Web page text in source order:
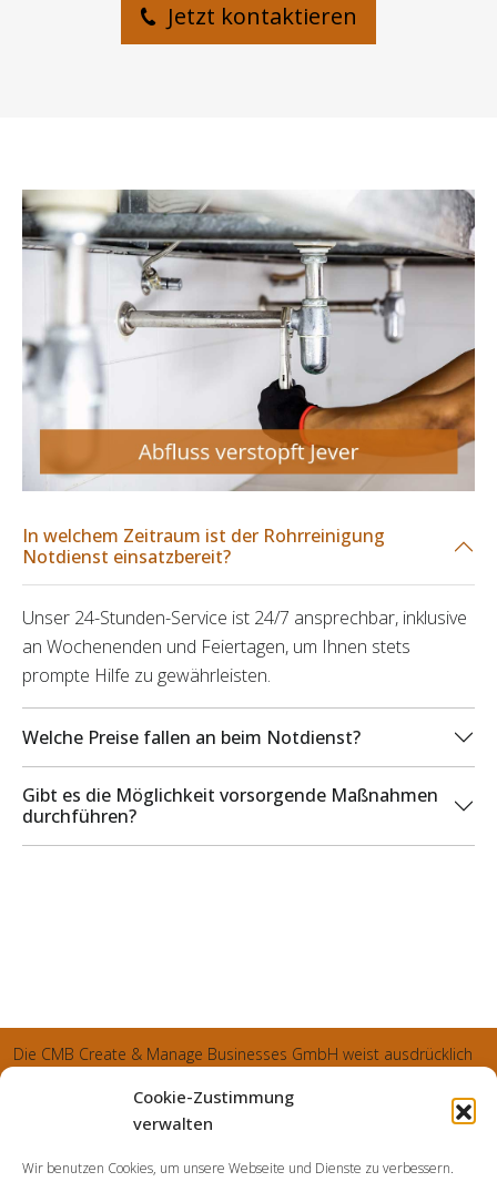
Cookie-Zustimmung
verwalten
Wir benutzen Cookies, um unsere Webseite und Dienste zu verbessern.
Jetzt kontaktieren
In welchem Zeitraum ist der Rohrreinigung
Notdienst einsatzbereit?
Unser 24-Stunden-Service ist 24/7 ansprechbar, inklusive
an Wochenenden und Feiertagen, um Ihnen stets
prompte Hilfe zu gewährleisten.
Welche Preise fallen an beim Notdienst?
Gibt es die Möglichkeit vorsorgende Maßnahmen
durchführen?
Die CMB Create & Manage Businesses GmbH weist ausdrücklich
und sämtliche generierte Aufträge an die SecuPart GmbH
weist nachdrücklich darauf hin, dass wir in manchen Ortschaften